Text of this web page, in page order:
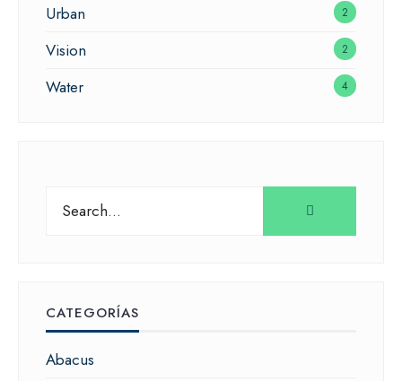
Urban 2
Vision 2
Water 4
for:
CATEGORÍAS
Abacus